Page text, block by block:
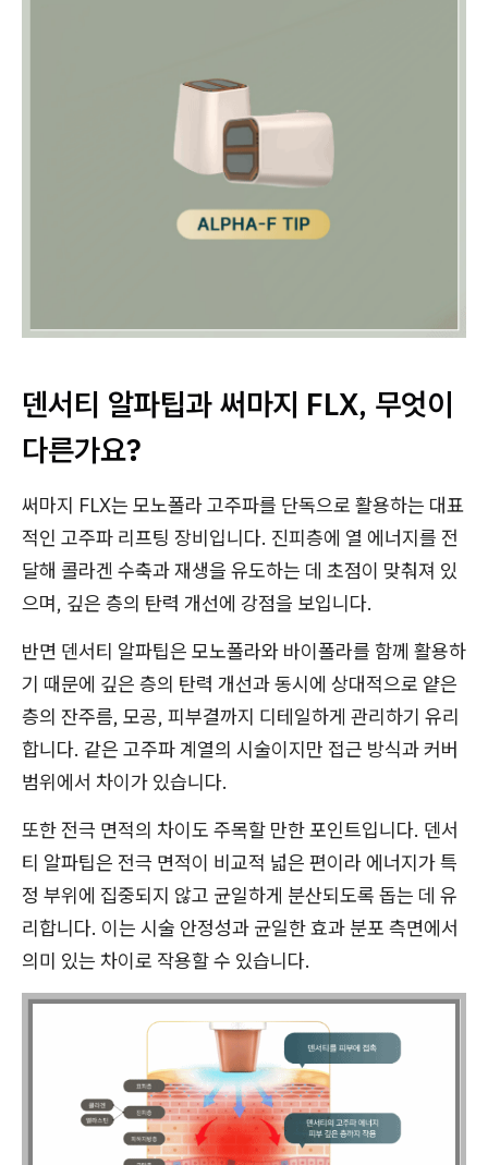
덴서티 알파팁과 써마지 FLX, 무엇이
다른가요?
써마지 FLX는 모노폴라 고주파를 단독으로 활용하는 대표
적인 고주파 리프팅 장비입니다. 진피층에 열 에너지를 전
달해 콜라겐 수축과 재생을 유도하는 데 초점이 맞춰져 있
으며, 깊은 층의 탄력 개선에 강점을 보입니다.
반면 덴서티 알파팁은 모노폴라와 바이폴라를 함께 활용하
기 때문에 깊은 층의 탄력 개선과 동시에 상대적으로 얕은
층의 잔주름, 모공, 피부결까지 디테일하게 관리하기 유리
합니다. 같은 고주파 계열의 시술이지만 접근 방식과 커버
범위에서 차이가 있습니다.
또한 전극 면적의 차이도 주목할 만한 포인트입니다. 덴서
티 알파팁은 전극 면적이 비교적 넓은 편이라 에너지가 특
정 부위에 집중되지 않고 균일하게 분산되도록 돕는 데 유
리합니다. 이는 시술 안정성과 균일한 효과 분포 측면에서
의미 있는 차이로 작용할 수 있습니다.